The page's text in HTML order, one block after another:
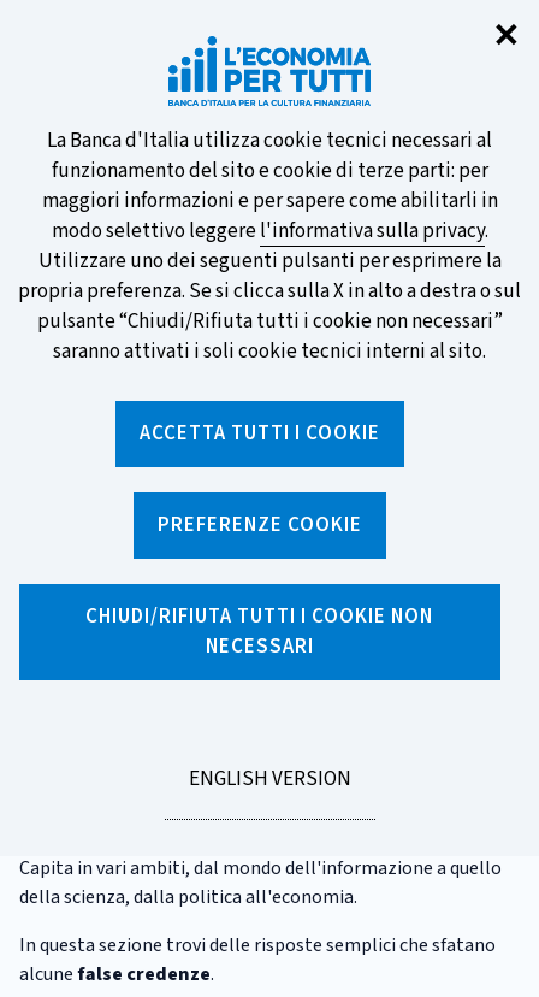
✕
Informativa
sui
cookie
La Banca d'Italia utilizza cookie tecnici necessari al
funzionamento del sito e cookie di terze parti: per
maggiori informazioni e per sapere come abilitarli in
modo selettivo leggerel'informativa sulla privacy.
Utilizzare uno dei seguenti pulsanti per esprimere la
propria preferenza. Se si clicca sulla X in alto a destra o sul
pulsante “Chiudi/Rifiuta tutti i cookie non necessari”
saranno attivati i soli cookie tecnici interni al sito.
ACCETTA TUTTI I COOKIE
PREFERENZE COOKIE
CHIUDI/RIFIUTA TUTTI I COOKIE NON
NECESSARI
GO
ENGLISH VERSION
Partecipa al sondaggio della BCE
sulle nuove banconote e vota la tua
preferita!
SCOPRI DI PIÙ
È vero che
Non sempre è facile orientarsi tra le moltissime
Capita in vari ambiti, dal mondo dell'informazione a quello
della scienza, dalla politica all'economia.
In questa sezione trovi delle risposte semplici che sfatano
alcunefalse credenze.